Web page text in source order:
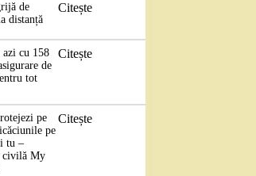
de
distanță
Citește
cu 158
de
tot
Citește
pe
pe
tu –
civilă My
Citește